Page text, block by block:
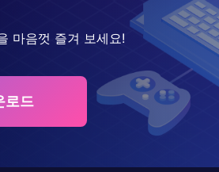
마음껏 즐겨 보세요!
로드